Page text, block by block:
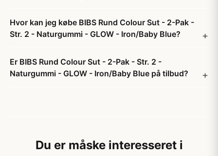
Hvor kan jeg købe BIBS Rund Colour Sut - 2-Pak -
Str. 2 - Naturgummi - GLOW - Iron/Baby Blue?
Er BIBS Rund Colour Sut - 2-Pak - Str. 2 -
Naturgummi - GLOW - Iron/Baby Blue på tilbud?
Du er måske interesseret i